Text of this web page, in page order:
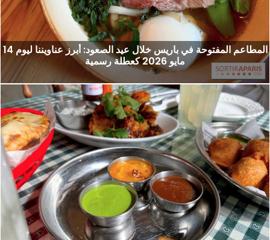
المطاعم المفتوحة في باريس خلال عيد الصعود: أبرز عناويننا ليوم 14
مايو 2026 كعطلة رسمية